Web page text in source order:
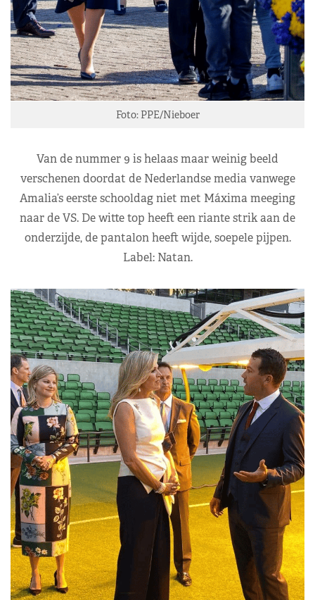
Foto: PPE/Nieboer
Van de nummer 9 is helaas maar weinig beeld
verschenen doordat de Nederlandse media vanwege
Amalia’s eerste schooldag niet met Máxima meeging
naar de VS. De witte top heeft een riante strik aan de
onderzijde, de pantalon heeft wijde, soepele pijpen.
Label: Natan.